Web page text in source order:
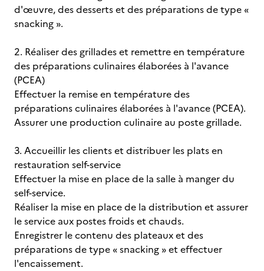
d'œuvre, des desserts et des préparations de type «
snacking ».
2. Réaliser des grillades et remettre en température
des préparations culinaires élaborées à l'avance
(PCEA)
Effectuer la remise en température des
préparations culinaires élaborées à l'avance (PCEA).
Assurer une production culinaire au poste grillade.
3. Accueillir les clients et distribuer les plats en
restauration self-service
Effectuer la mise en place de la salle à manger du
self-service.
Réaliser la mise en place de la distribution et assurer
le service aux postes froids et chauds.
Enregistrer le contenu des plateaux et des
préparations de type « snacking » et effectuer
l'encaissement.